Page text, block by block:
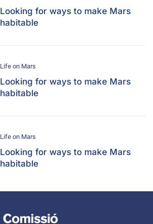
Looking for ways to make Mars
habitable
Life on Mars
Looking for ways to make Mars
habitable
Life on Mars
Looking for ways to make Mars
habitable